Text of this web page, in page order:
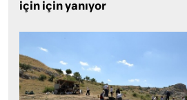
için için yanıyor